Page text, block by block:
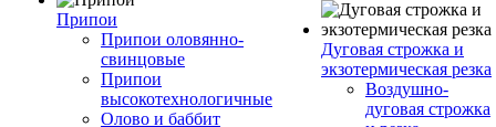
Припои
Припои оловянно-
свинцовые
Припои
высокотехнологичные
Олово и баббит
Дуговая строжка и
экзотермическая резка
Воздушно-
дуговая строжка